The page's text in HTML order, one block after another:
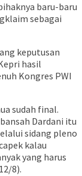
baru-baru
sebagai
keputusan
hasil
Kongres PWI
sudah final.
Dardani itu
sidang pleno
kalau
yang harus
8).